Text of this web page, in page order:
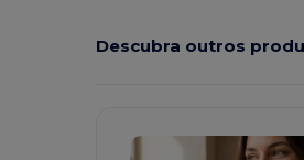
Descubra outros
Personalize-